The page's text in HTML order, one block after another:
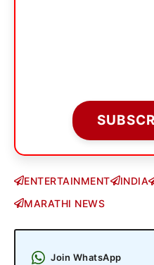
ENTERTAINMENT INDIA
MARATHI NEWS
Join WhatsApp